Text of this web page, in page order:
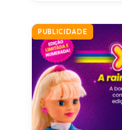
PUBLICIDADE